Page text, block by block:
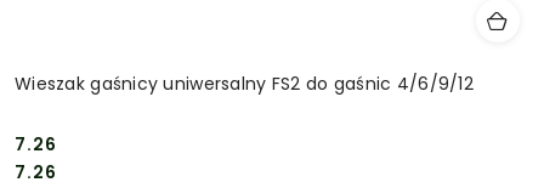
Wieszak gaśnicy uniwersalny FS2 do gaśnic 4/6/9/12
Cena:
7.26
Cena:
7.26